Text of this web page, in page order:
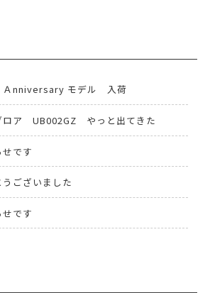
nniversary モデル 入荷
ア UB002GZ やっと出てきた
です
ございました
です